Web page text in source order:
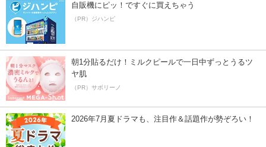
自販機にピッ！ですぐに買えちゃう
（PR）ジハンピ
朝1分貼るだけ！ミルクピールで一日中ずっとうるツ
ヤ肌
（PR）サボリーノ
2026年7月夏ドラマも、注目作＆話題作が勢ぞろい！